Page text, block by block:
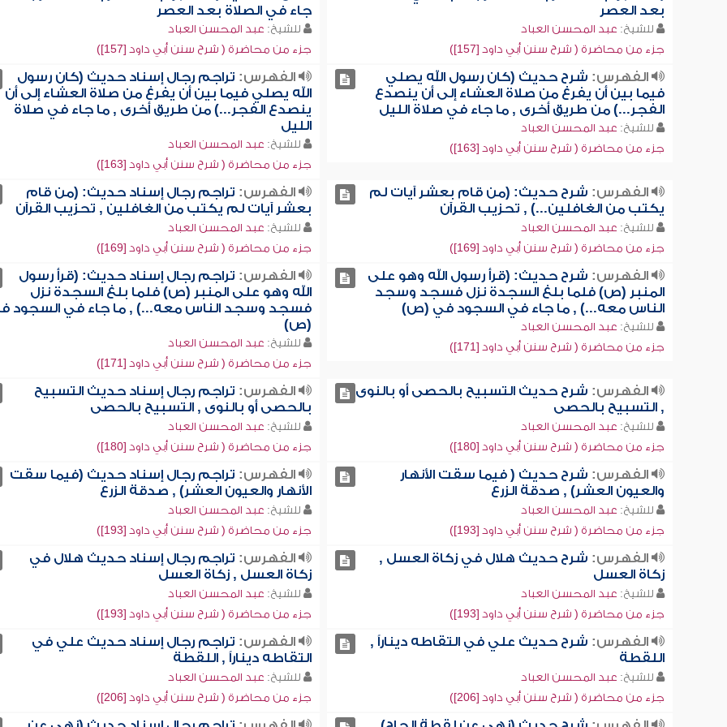
بعد العصر
للشيخ: عبد المحسن العباد
جزء من محاضرة ( شرح سنن أبي داود [157])
جاء في الصلاة بعد العصر
للشيخ: عبد المحسن العباد
جزء من محاضرة ( شرح سنن أبي داود [157])
الفهرس: شرح حديث (كان رسول الله يصلي
فيما بين أن يفرغ من صلاة العشاء إلى أن ينصدع
الفجر...) من طريق أخرى , ما جاء في صلاة الليل
للشيخ: عبد المحسن العباد
جزء من محاضرة ( شرح سنن أبي داود [163])
الفهرس: تراجم رجال إسناد حديث (كان رسول
الله يصلي فيما بين أن يفرغ من صلاة العشاء إلى أن
ينصدع الفجر...) من طريق أخرى , ما جاء في صلاة
الليل
للشيخ: عبد المحسن العباد
جزء من محاضرة ( شرح سنن أبي داود [163])
الفهرس: شرح حديث: (من قام بعشر آيات لم
يكتب من الغافلين...) , تحزيب القرآن
للشيخ: عبد المحسن العباد
جزء من محاضرة ( شرح سنن أبي داود [169])
الفهرس: تراجم رجال إسناد حديث: (من قام
بعشر آيات لم يكتب من الغافلين , تحزيب القرآن
للشيخ: عبد المحسن العباد
جزء من محاضرة ( شرح سنن أبي داود [169])
الفهرس: شرح حديث: (قرأ رسول الله وهو على
المنبر (ص) فلما بلغ السجدة نزل فسجد وسجد
الناس معه...) , ما جاء في السجود في (ص)
للشيخ: عبد المحسن العباد
جزء من محاضرة ( شرح سنن أبي داود [171])
الفهرس: تراجم رجال إسناد حديث: (قرأ رسول
الله وهو على المنبر (ص) فلما بلغ السجدة نزل
فسجد وسجد الناس معه...) , ما جاء في السجود
(ص)
للشيخ: عبد المحسن العباد
جزء من محاضرة ( شرح سنن أبي داود [171])
الفهرس: شرح حديث التسبيح بالحصى أو بالنوى
, التسبيح بالحصى
للشيخ: عبد المحسن العباد
جزء من محاضرة ( شرح سنن أبي داود [180])
الفهرس: تراجم رجال إسناد حديث التسبيح
بالحصى أو بالنوى , التسبيح بالحصى
للشيخ: عبد المحسن العباد
جزء من محاضرة ( شرح سنن أبي داود [180])
الفهرس: شرح حديث ( فيما سقت الأنهار
والعيون العشر) , صدقة الزرع
للشيخ: عبد المحسن العباد
جزء من محاضرة ( شرح سنن أبي داود [193])
الفهرس: تراجم رجال إسناد حديث (فيما سقت
الأنهار والعيون العشر) , صدقة الزرع
للشيخ: عبد المحسن العباد
جزء من محاضرة ( شرح سنن أبي داود [193])
الفهرس: شرح حديث هلال في زكاة العسل ,
زكاة العسل
للشيخ: عبد المحسن العباد
جزء من محاضرة ( شرح سنن أبي داود [193])
الفهرس: تراجم رجال إسناد حديث هلال في
زكاة العسل , زكاة العسل
للشيخ: عبد المحسن العباد
جزء من محاضرة ( شرح سنن أبي داود [193])
الفهرس: شرح حديث علي في التقاطه ديناراً ,
اللقطة
للشيخ: عبد المحسن العباد
جزء من محاضرة ( شرح سنن أبي داود [206])
الفهرس: تراجم رجال إسناد حديث علي في
التقاطه ديناراً , اللقطة
للشيخ: عبد المحسن العباد
جزء من محاضرة ( شرح سنن أبي داود [206])